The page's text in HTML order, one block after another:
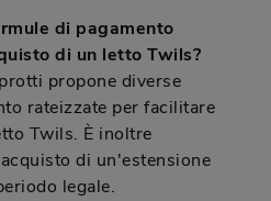
di pagamento
di un letto Twils?
propone diverse
rateizzate per facilitare
Twils. È inoltre
di un'estensione
legale.